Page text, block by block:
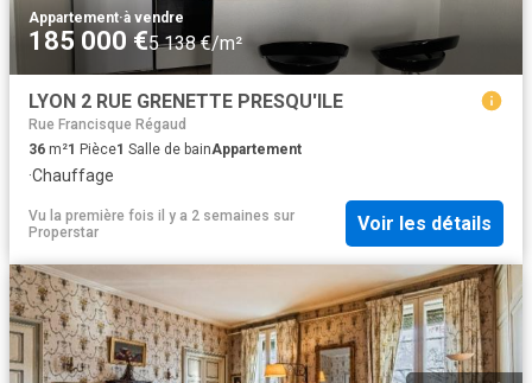
Appartement·à vendre
185 000 €5 138 €/m²
LYON 2 RUE GRENETTE PRESQU'ILE
Rue Francisque Régaud
36 m²1 Pièce1 Salle de bainAppartement
·Chauffage
Vu la première fois il y a 2 semaines sur
Properstar
Voir les détails